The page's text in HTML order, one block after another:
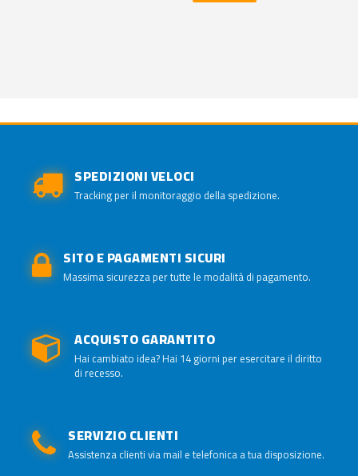
SPEDIZIONI VELOCI
Tracking per il monitoraggio della spedizione.
SITO E PAGAMENTI SICURI
Massima sicurezza per tutte le modalità di pagamento.
ACQUISTO GARANTITO
Hai cambiato idea? Hai 14 giorni per esercitare il diritto
di recesso.
SERVIZIO CLIENTI
Assistenza clienti via mail e telefonica a tua disposizione.